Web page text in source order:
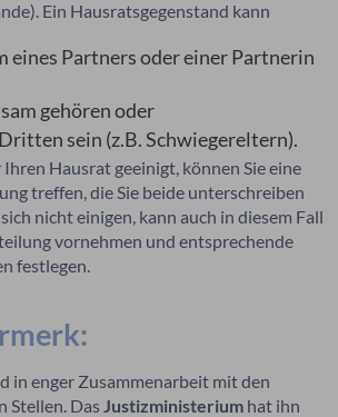
Ein Hausratsgegenstand kann
eines Partners oder einer Partnerin
gehören oder
sein (z.B. Schwiegereltern).
Ihren Hausrat geeinigt, können Sie eine
treffen, die Sie beide unterschreiben
nicht einigen, kann auch in diesem Fall
vornehmen und entsprechende
festlegen.
in enger Zusammenarbeit mit den
Stellen. DasJustizministerium hat ihn